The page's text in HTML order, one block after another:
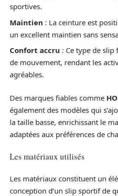
sportives.
Maintien : La ceinture est
un excellent maintien sans
Confort accru : Ce type de
de mouvement, rendant les
agréables.
Des marques fiables comme
également des modèles qui
la taille basse, enrichissant le
adaptées aux préférences de
Les matériaux utilisés
Les matériaux constituent un
conception d’un slip sportif de